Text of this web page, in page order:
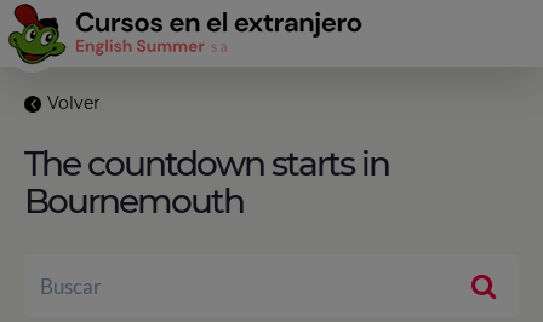
Volver
The countdown starts in
Bournemouth